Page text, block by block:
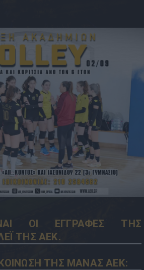
ΟΙ ΕΓΓΡΑΦΕΣ ΤΗΣ
ΤΗΣ ΑΕΚ.
ΤΗΣ ΜΑΝΑΣ ΑΕΚ: